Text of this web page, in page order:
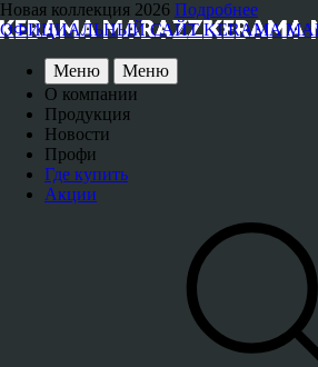
Новая коллекция 2026 Подробнее
ОФИЦИАЛЬНЫЙ САЙТ KERAMA
Меню
Меню
О компании
Продукция
Новости
Профи
Где купить
Акции